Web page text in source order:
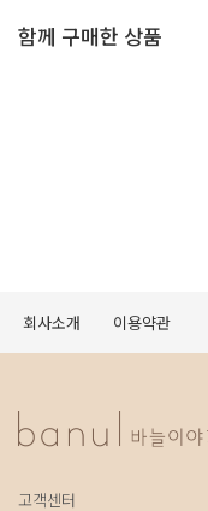
함께 구매한 상품
회사소개 이용약관
고객센터